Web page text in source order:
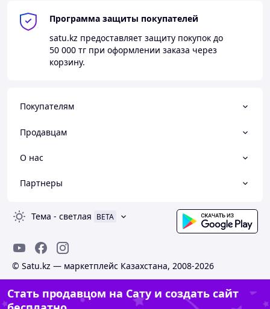
Программа защиты покупателей
satu.kz предоставляет защиту покупок до
50 000 тг при оформлении заказа через
корзину.
Покупателям
Продавцам
О нас
Партнеры
Тема - светлая BETA
© Satu.kz — маркетплейс Казахстана, 2008-2026
Стать продавцом на Сату и создать сайт